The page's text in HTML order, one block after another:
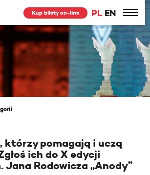
PL EN
Kup bilety on-line
którzy pomagają i uczą
ich do X edycji
Jana Rodowicza „Anody”